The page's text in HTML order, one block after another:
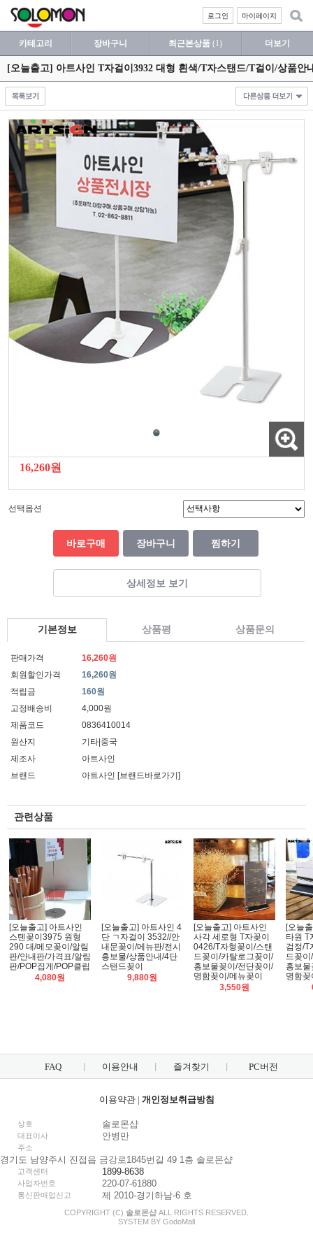
마이페이지
로그인
카테고리 장바구니 최근본상품 (1) 더보기
[오늘출고] 아트사인 T자걸이3932 대형 흰색/T자스탠드/T걸이/상품안
16,260원
선택옵션
바로구매 장바구니 찜하기
상세정보 보기
기본정보 상품평 상품문의
판매가격
16,260원
회원할인가격
16,260원
적립금
160원
고정배송비
4,000원
제품코드
0836410014
원산지
기타|중국
제조사
아트사인
브랜드
아트사인 [브랜드바로가기]
관련상품
[오늘출고] 아트사인
스텐꽂이3975 원형
290 대/메모꽂이/알림
판/안내판/가격표/알림
판/POP집게/POP클립
4,080원
[오늘출고] 아트사인 4
단 ㄱ자걸이 3532//안
내문꽂이/메뉴판/전시
홍보물/상품안내/4단
스탠드꽂이
9,880원
[오늘출고] 아트사인
사각 세로형 T자꽂이
0426/T자형꽂이/스탠
드꽂이/카탈로그꽂이/
홍보물꽂이/전단꽂이/
명함꽂이/메뉴꽂이
3,550원
[오늘
타원 T
검정/T
드꽂
홍보
명함
FAQ 이용안내 즐겨찾기 PC버전
이용약관| 개인정보취급방침
상호 솔로몬샵
대표이사 안병만
주소
경기도 남양주시 진접읍 금강로1845번길 49 1층 솔로몬샵
고객센터 1899-8638
사업자번호 220-07-61880
통신판매업신고 제 2010-경기하남-6 호
COPYRIGHT (C) 솔로몬샵 ALL RIGHTS RESERVED.
SYSTEM BY GodoMall